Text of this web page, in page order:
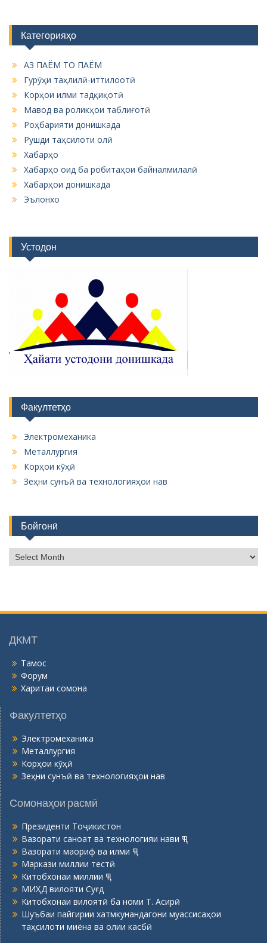
Категорияҳо
АЗ ПАЁМ ТО ПАЁМ
Гурӯҳи таҳлилӣ-иттилоотӣ
Корҳои илми тадқиқотӣ
Мавод ва роликҳои таблиғотӣ
Роҳбарияти донишкада
Рушди таҳсилоти олӣ
Хабарҳо
Хабарҳо оид ба робитаҳои байналмилалӣ
Хабарҳои донишкада
Эълонхо
Устодон
Факултетҳо
Электромеханика
Металлургия
Корҳои кӯҳӣ
Зеҳни сунъӣ ва технологияҳои нав
Бойгонӣ
о
н
ДКМТ
Тамос
Форум
Харитаи сомона
Факултетҳо
Электромеханика
Металлургия
Корҳои кӯҳӣ
Зеҳни сунъӣ ва технологияҳои нав
Сомонаҳои расмӣ
Президенти Тоҷикистон
Вазорати саноат ва технологияи нави ҶТ
Вазорати маориф ва илми ҶТ
Маркази миллии тестӣ
Китобхонаи миллии ҶТ
МИҲД вилояти Суғд
Китобхонаи вилоятӣ ба номи Т. Асирӣ
Шуъбаи пайгирии хатмкунандагони муассисаҳои
таҳсилоти миёна ва олии касбӣ